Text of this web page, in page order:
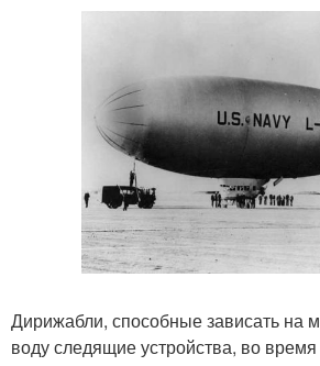
Дирижабли, способные зависать на
воду следящие устройства, во